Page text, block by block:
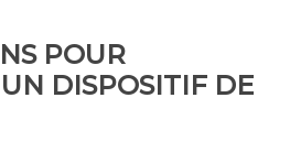
POUR
DISPOSITIF DE